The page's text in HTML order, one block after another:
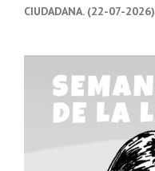
CIUDADANA. (22-07-2026)